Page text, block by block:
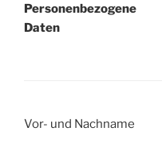
Personenbezogene
Daten
Vor- und Nachname